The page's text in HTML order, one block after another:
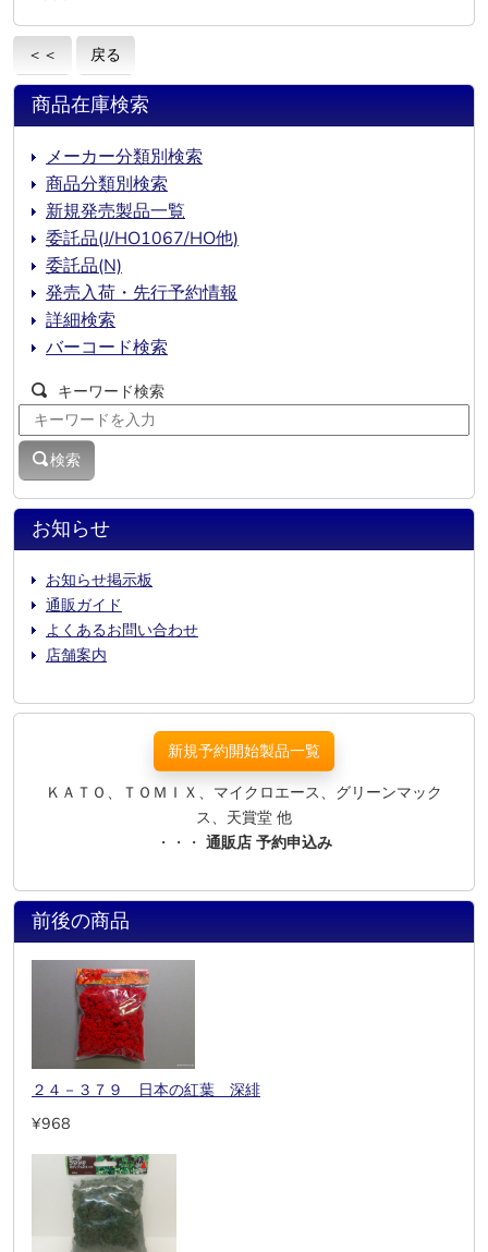
＜＜ 戻る
お知らせ
お知らせ掲示板
通販ガイド
よくあるお問い合わせ
店舗案内
商品在庫検索
メーカー分類別検索
商品分類別検索
新規発売製品一覧
委託品(J/HO1067/HO他)
委託品(N)
発売入荷・先行予約情報
詳細検索
バーコード検索
キーワード検索
検索
新規予約開始製品一覧
ＫＡＴＯ、ＴＯＭＩＸ、マイクロエース、グリーンマック
ス、天賞堂 他
・・・ 通販店 予約申込み
前後の商品
２４－３７９ 日本の紅葉 深緋
¥968